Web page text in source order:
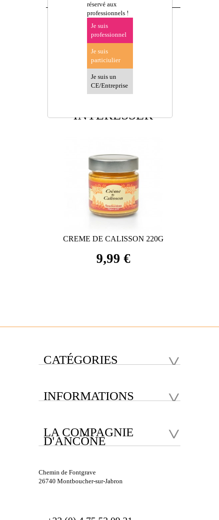
D'AUTRES
PRODUITS
INTÉRESSER
CREME DE CALISSON 220G
9,99 €
CATÉGORIES
INFORMATIONS
LA COMPAGNIE
D'ANCÔNE
Chemin de Fontgrave
26740 Montboucher-sur-Jabron
réservé aux
professionnels !
Je suis
professionnel
Je suis
particiulier
Je suis un
CE/Entreprise